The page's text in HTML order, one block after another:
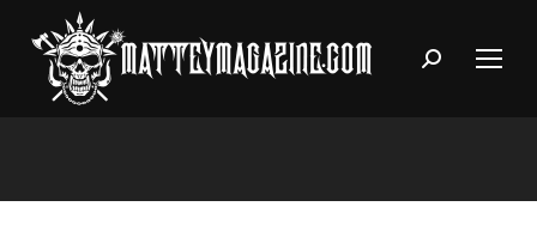
Search: